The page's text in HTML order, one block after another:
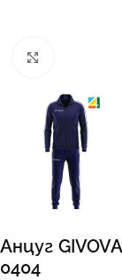
Анцуг
0404